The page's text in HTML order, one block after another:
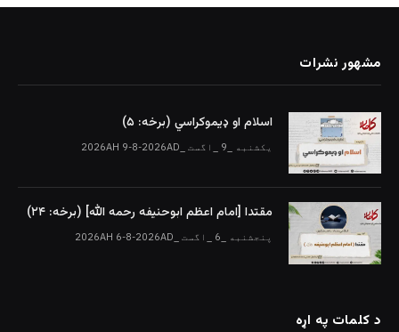
مشهور نشرات
اسلام او ډیموکراسي (برخه: ۵)
یکشنبه _9 _اگست _2026AH 9-8-2026AD
مقتدا [امام اعظم ابوحنیفه رحمه الله‎] (برخه: ۲۴)
پنجشنبه _6 _اگست _2026AH 6-8-2026AD
د کلمات په اړه